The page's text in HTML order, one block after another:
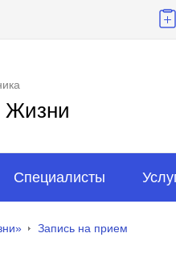
Жизни
Специалисты
Запись на прием